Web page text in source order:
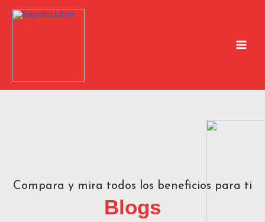
Compara y mira todos los beneficios para ti
Blogs